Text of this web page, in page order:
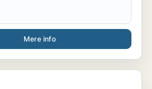
Mere info
grafisk designer /